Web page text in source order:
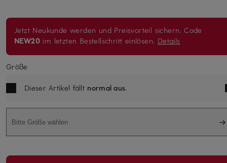
Jetzt Neukunde werden und Preisvorteil sichern. Code
NEW20 im letzten Bestellschritt einlösen. Details
Größe
Dieser Artikel fällt normal aus.
Bitte Größe wählen